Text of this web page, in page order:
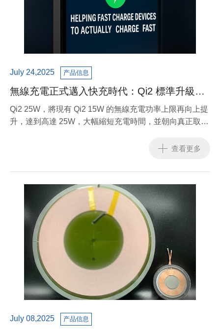
July 24,2025 产品信息
無線充電正式邁入快充時代：Qi2 標準升級至
25W，推動跨品牌應用新紀元
Qi2 25W，將現有 Qi2 15W 的無線充電功率上限再向上提
升，達到高達 25W，大幅縮短充電時間，並朝向真正取代
查看更多
July 08,2025 产品信息